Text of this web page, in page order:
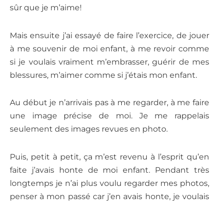
sûr que je m’aime!
Mais ensuite j’ai essayé de faire l’exercice, de jouer
à me souvenir de moi enfant, à me revoir comme
si je voulais vraiment m’embrasser, guérir de mes
blessures, m’aimer comme si j’étais mon enfant.
Au début je n’arrivais pas à me regarder, à me faire
une image précise de moi. Je me rappelais
seulement des images revues en photo.
Puis, petit à petit, ça m’est revenu à l’esprit qu’en
faite j’avais honte de moi enfant. Pendant très
longtemps je n’ai plus voulu regarder mes photos,
penser à mon passé car j’en avais honte, je voulais